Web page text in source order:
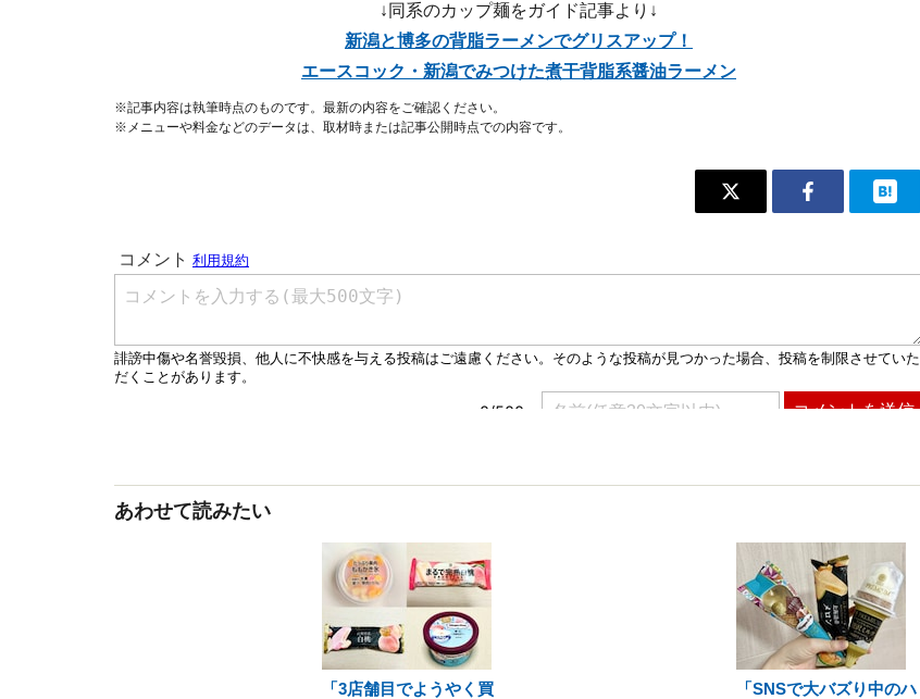
↓同系のカップ麺をガイド記事より↓
新潟と博多の背脂ラーメンでグリスアップ！
エースコック・新潟でみつけた煮干背脂系醤油ラーメン
※記事内容は執筆時点のものです。最新の内容をご確認ください。
※メニューや料金などのデータは、取材時または記事公開時点での内容です。
あわせて読みたい
「3店舗目でようやく買
「SNSで大バズり中のハ